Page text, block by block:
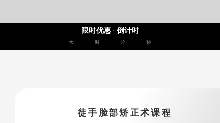
限时优惠 · 倒计时
天 时 分 秒
徒手脸部矫正术课程